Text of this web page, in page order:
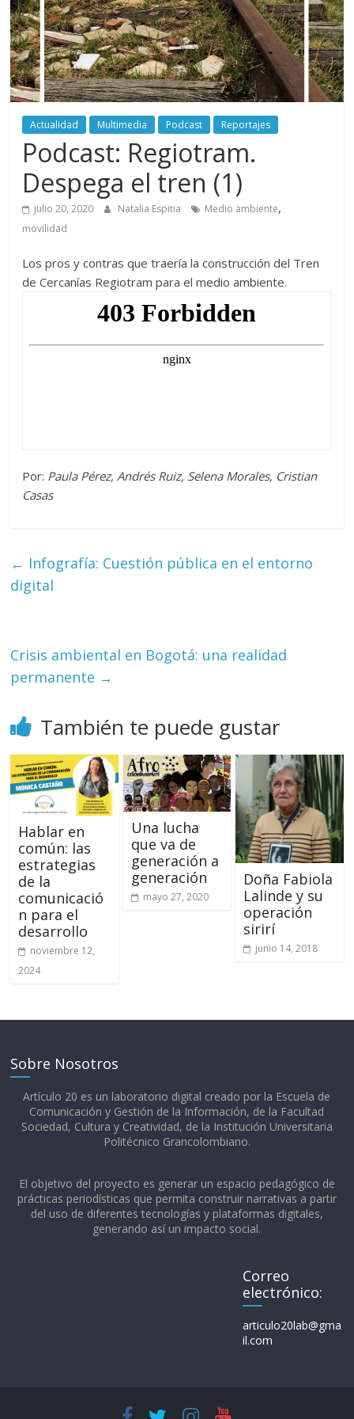
periodismo
digital
del
Politécnico
Grancolombiano
Actualidad Multimedia Podcast Reportajes
Podcast: Regiotram.
Despega el tren (1)
julio 20, 2020 Natalia Espitia Medio ambiente,
movilidad
Los pros y contras que traería la construcción del Tren
de Cercanías Regiotram para el medio ambiente.
Por: Paula Pérez, Andrés Ruiz, Selena Morales, Cristian
Casas
← Infografía: Cuestión pública en el entorno
digital
Crisis ambiental en Bogotá: una realidad
permanente →
También te puede gustar
Hablar en
común: las
estrategias
de la
comunicació
n para el
desarrollo
noviembre 12,
2024
Una lucha
que va de
generación a
generación
mayo 27, 2020
Doña Fabiola
Lalinde y su
operación
sirirí
junio 14, 2018
Sobre Nosotros
Artículo 20 es un laboratorio digital creado por la Escuela de
Comunicación y Gestión de la Información, de la Facultad
Sociedad, Cultura y Creatividad, de la Institución Universitaria
Politécnico Grancolombiano.​
El objetivo del proyecto es generar un espacio pedagógico de
prácticas periodísticas que permita construir narrativas a partir
del uso de diferentes tecnologías y plataformas digitales,
generando así un impacto social.
Correo
electrónico:
articulo20lab@gma
il.com